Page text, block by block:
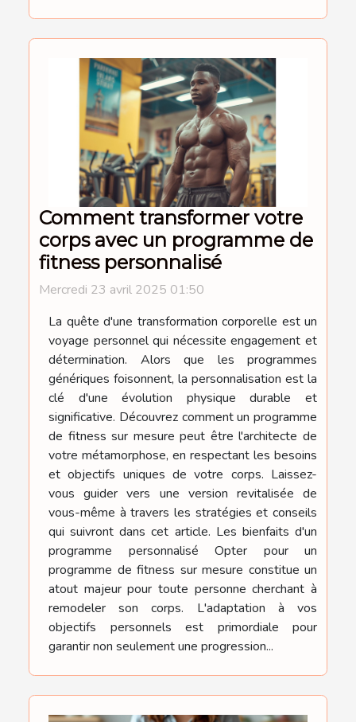
Comment transformer votre
corps avec un programme de
fitness personnalisé
Mercredi 23 avril 2025 01:50
La quête d'une transformation corporelle est un
voyage personnel qui nécessite engagement et
détermination. Alors que les programmes
génériques foisonnent, la personnalisation est la
clé d'une évolution physique durable et
significative. Découvrez comment un programme
de fitness sur mesure peut être l'architecte de
votre métamorphose, en respectant les besoins
et objectifs uniques de votre corps. Laissez-
vous guider vers une version revitalisée de
vous-même à travers les stratégies et conseils
qui suivront dans cet article. Les bienfaits d'un
programme personnalisé Opter pour un
programme de fitness sur mesure constitue un
atout majeur pour toute personne cherchant à
remodeler son corps. L'adaptation à vos
objectifs personnels est primordiale pour
garantir non seulement une progression...